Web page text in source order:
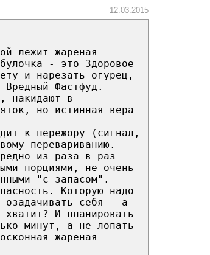
12.03.2015
лежит жареная
- это Здоровое
и нарезать огурец,
Фастфуд.
накидают в
но истинная вера
к пережору (сигнал,
перевариванию.
из раза в раз
порциями, не очень
"с запасом".
Которую надо
озадачивать себя - а
И планировать
минут, а не лопать
жареная